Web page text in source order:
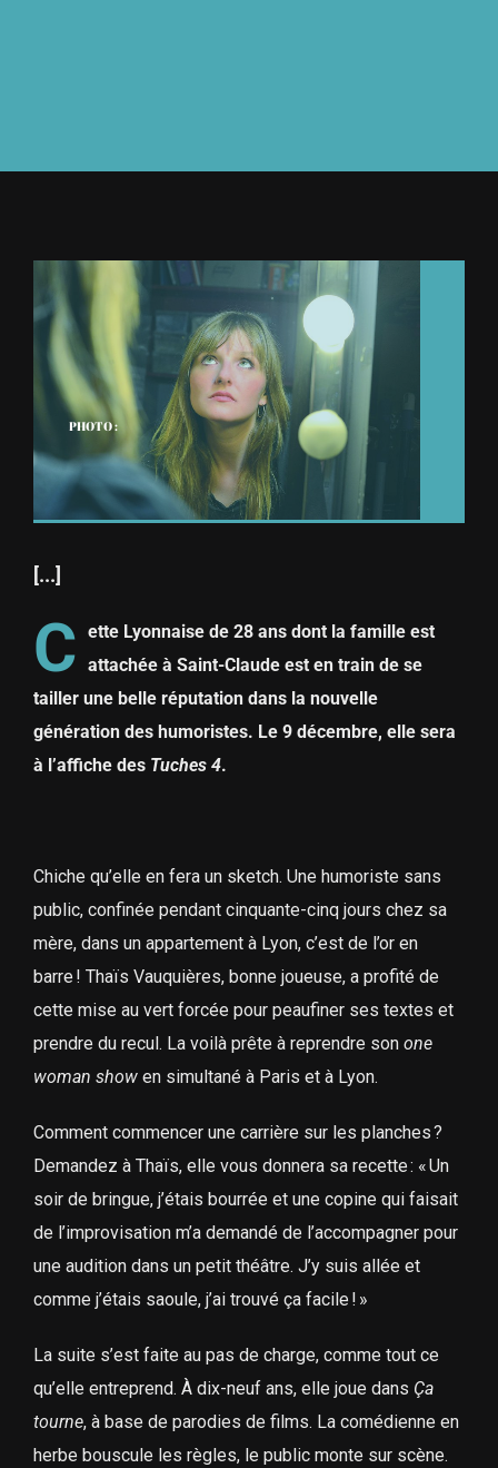
PHOTO :
[...]
C ette Lyonnaise de 28 ans dont la famille est
attachée à Saint-Claude est en train de se
tailler une belle réputation dans la nouvelle
génération des humoristes. Le 9 décembre, elle sera
à l’affiche des Tuches 4.
Chiche qu’elle en fera un sketch. Une humoriste sans
public, confinée pendant cinquante-cinq jours chez sa
mère, dans un appartement à Lyon, c’est de l’or en
barre ! Thaïs Vauquières, bonne joueuse, a profité de
cette mise au vert forcée pour peaufiner ses textes et
prendre du recul. La voilà prête à reprendre son one
woman showen simultané à Paris et à Lyon.
Comment commencer une carrière sur les planches ?
Demandez à Thaïs, elle vous donnera sa recette : « Un
soir de bringue, j’étais bourrée et une copine qui faisait
de l’improvisation m’a demandé de l’accompagner pour
une audition dans un petit théâtre. J’y suis allée et
comme j’étais saoule, j’ai trouvé ça facile ! »
La suite s’est faite au pas de charge, comme tout ce
qu’elle entreprend. À dix-neuf ans, elle joue dans Ça
tourne, à base de parodies de films. La comédienne en
herbe bouscule les règles, le public monte sur scène.